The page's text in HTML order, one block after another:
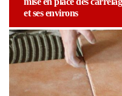
et ses environs